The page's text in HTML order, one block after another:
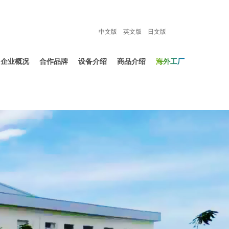
中文版 英文版 日文版
企业概况 合作品牌 设备介绍 商品介绍 海外工厂